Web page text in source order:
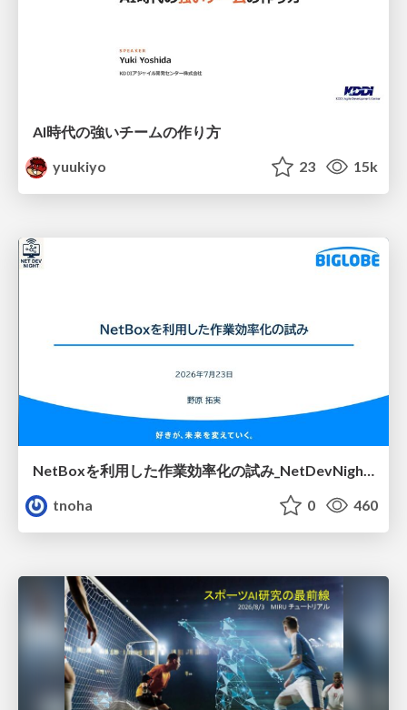
AI時代の強いチームの作り方
yuukiyo
23 15k
NetBoxを利用した作業効率化の試み_NetDevNight4
tnoha
0 460